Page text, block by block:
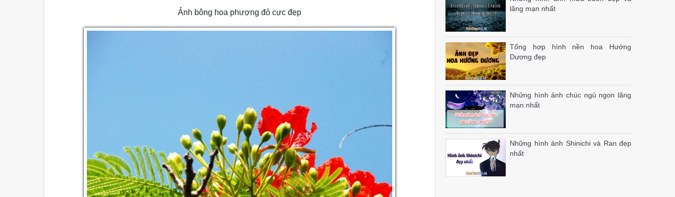
Ảnh bông hoa phượng đỏ cực đẹp
lãng mạn nhất
Tổng hợp hình nền hoa Hướng
Dương đẹp
Những hình ảnh chúc ngủ ngon lãng
mạn nhất
Những hình ảnh Shinichi và Ran đẹp
nhất